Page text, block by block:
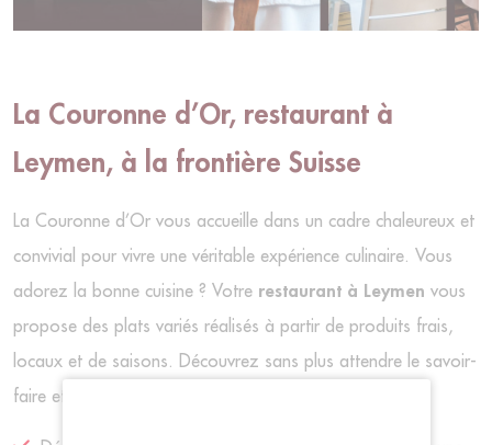
La Couronne d’Or, restaurant à
Leymen, à la frontière Suisse
La Couronne d’Or vous accueille dans un cadre chaleureux et
convivial pour vivre une véritable expérience culinaire. Vous
adorez la bonne cuisine ? Votre restaurant à Leymen vous
propose des plats variés réalisés à partir de produits frais,
locaux et de saisons. Découvrez sans plus attendre le savoir-
faire et la passion culinaire de La Couronne d’Or :